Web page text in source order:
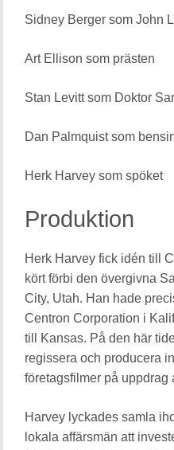
Sidney Berger som John
Art Ellison som prästen
Stan Levitt som Doktor
Dan Palmquist som
Herk Harvey som spöket
Produktion
Herk Harvey fick idén till
kört förbi den övergivna
City, Utah. Han hade
Centron Corporation i
till Kansas. På den här
regissera och producera
företagsfilmer på uppdrag
Harvey lyckades samla
lokala affärsmän att